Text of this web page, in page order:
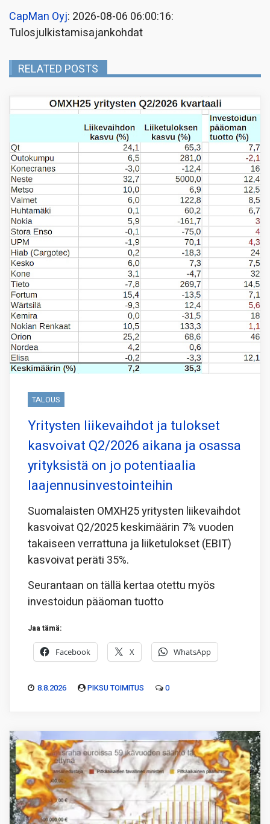
CapMan Oyj: 2026-08-06 06:00:16:
Tulosjulkistamisajankohdat
RELATED POSTS
TALOUS
Yritysten liikevaihdot ja tulokset
kasvoivat Q2/2026 aikana ja osassa
yrityksistä on jo potentiaalia
laajennusinvestointeihin
Suomalaisten OMXH25 yritysten liikevaihdot
kasvoivat Q2/2025 keskimäärin 7% vuoden
takaiseen verrattuna ja liiketulokset (EBIT)
kasvoivat peräti 35%.
Seurantaan on tällä kertaa otettu myös
investoidun pääoman tuotto
Jaa tämä:
Facebook X WhatsApp
8.8.2026 PIKSU TOIMITUS 0